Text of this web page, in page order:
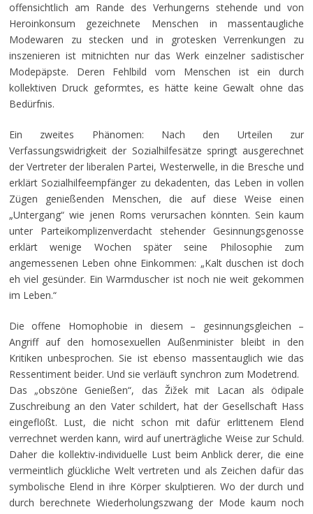
offensichtlich am Rande des Verhungerns stehende und von
Heroinkonsum gezeichnete Menschen in massentaugliche
Modewaren zu stecken und in grotesken Verrenkungen zu
inszenieren ist mitnichten nur das Werk einzelner sadistischer
Modepäpste. Deren Fehlbild vom Menschen ist ein durch
kollektiven Druck geformtes, es hätte keine Gewalt ohne das
Bedürfnis.
Ein zweites Phänomen: Nach den Urteilen zur
Verfassungswidrigkeit der Sozialhilfesätze springt ausgerechnet
der Vertreter der liberalen Partei, Westerwelle, in die Bresche und
erklärt Sozialhilfeempfänger zu dekadenten, das Leben in vollen
Zügen genießenden Menschen, die auf diese Weise einen
„Untergang“ wie jenen Roms verursachen könnten. Sein kaum
unter Parteikomplizenverdacht stehender Gesinnungsgenosse
erklärt wenige Wochen später seine Philosophie zum
angemessenen Leben ohne Einkommen: „Kalt duschen ist doch
eh viel gesünder. Ein Warmduscher ist noch nie weit gekommen
im Leben.“
Die offene Homophobie in diesem – gesinnungsgleichen –
Angriff auf den homosexuellen Außenminister bleibt in den
Kritiken unbesprochen. Sie ist ebenso massentauglich wie das
Ressentiment beider. Und sie verläuft synchron zum Modetrend.
Das „obszöne Genießen“, das Žižek mit Lacan als ödipale
Zuschreibung an den Vater schildert, hat der Gesellschaft Hass
eingeflößt. Lust, die nicht schon mit dafür erlittenem Elend
verrechnet werden kann, wird auf unerträgliche Weise zur Schuld.
Daher die kollektiv-individuelle Lust beim Anblick derer, die eine
vermeintlich glückliche Welt vertreten und als Zeichen dafür das
symbolische Elend in ihre Körper skulptieren. Wo der durch und
durch berechnete Wiederholungszwang der Mode kaum noch